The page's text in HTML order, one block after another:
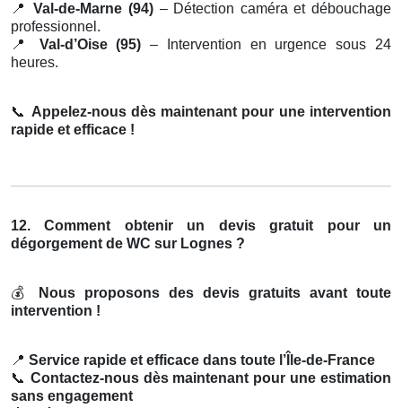
📍
Val-de-Marne (94)– Détection caméra et débouchage
professionnel.
📍
Val-d’Oise (95) – Intervention en urgence sous 24
heures.
📞 Appelez-nous dès maintenant pour une intervention
rapide et efficace !
12. Comment obtenir un devis gratuit pour un
dégorgement de WC sur Lognes ?
💰
Nous proposons des devis gratuits avant toute
intervention !
📍 Service rapide et efficace dans toute l’Île-de-France
📞 Contactez-nous dès maintenant pour une estimation
sans engagement